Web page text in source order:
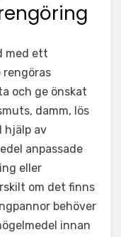
med ett
och ge önskat
damm, lös
hjälp av
anpassade
eller
om det finns
behöver
innan